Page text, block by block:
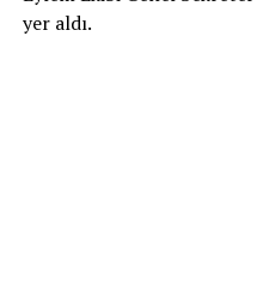
yer aldı.